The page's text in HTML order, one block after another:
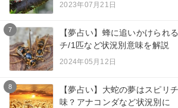
2023年07月21日
7
【夢占い】蜂に追いかけられ
チ/1匹など状況別意味を解説
2024年05月12日
8
【夢占い】大蛇の夢はスピリ
味？アナコンダなど状況別に